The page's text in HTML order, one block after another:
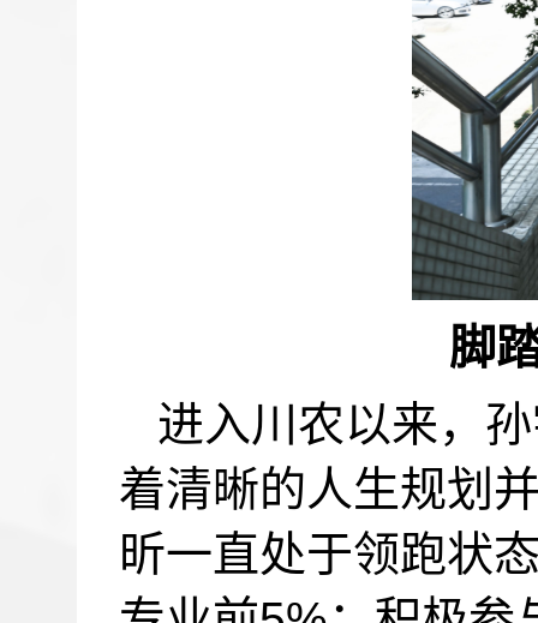
脚
进入川农以来，
着清晰的人生规划
昕一直处于领跑状